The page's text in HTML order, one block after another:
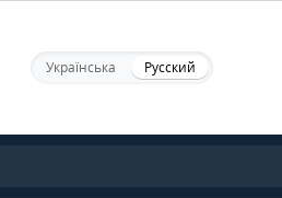
Українська Русский